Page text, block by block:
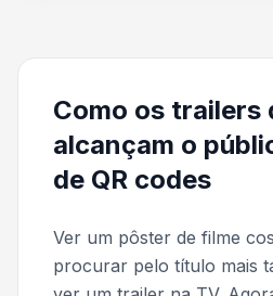
Como os trailers
alcançam o
de QR codes
Ver um pôster de filme
procurar pelo título mais